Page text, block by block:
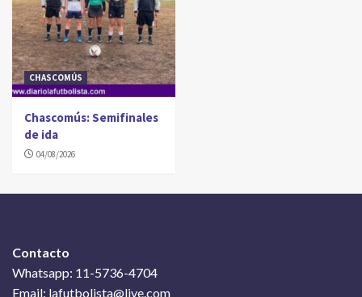
CHASCOMÚS
Chascomús: Semifinales
de ida
04/08/2026
Contacto
Whatsapp: 11-5736-4704
Email: lafutbolista@live.com